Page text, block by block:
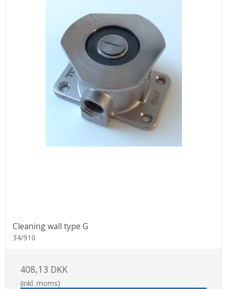
Cleaning wall type G
34/910
408,13 DKK
(inkl. moms)